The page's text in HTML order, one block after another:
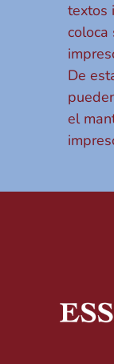
textos
coloca
De
el